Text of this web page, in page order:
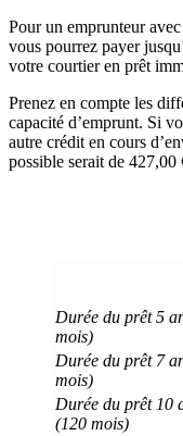
Pour un emprunteur
vous pourrez payer
votre courtier en prêt
Prenez en compte les
capacité d’emprunt. Si
autre crédit en cours
possible serait de
Durée du prêt 5
mois)
Durée du prêt 7
mois)
Durée du prêt 10
(120 mois)